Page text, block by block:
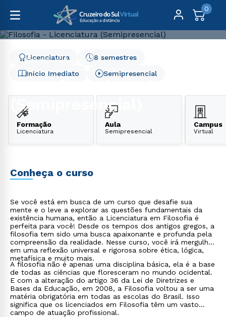
0
Graduação
Educação
Filosofia - Licenciatura (Semipresencial)
(Semipresencial)
Início Imediato
8 semestres
Licenciatura
Semipresencial
Formação
Licenciatura
Aula
Semipresencial
Campus
Virtual
Conheça o curso
Se você está em busca de um curso que desafie sua
mente e o leve a explorar as questões fundamentais da
existência humana, então a Licenciatura em Filosofia é
perfeita para você! Desde os tempos dos antigos gregos, a
filosofia tem sido uma busca apaixonante e profunda pela
compreensão da realidade. Nesse curso, você irá mergulhar
em uma reflexão universal e rigorosa sobre ética, lógica,
metafísica e muito mais.
A filosofia não é apenas uma disciplina básica, ela é a base
de todas as ciências que floresceram no mundo ocidental.
E com a alteração do artigo 36 da Lei de Diretrizes e
Bases da Educação, em 2008, a Filosofia voltou a ser uma
matéria obrigatória em todas as escolas do Brasil. Isso
significa que os licenciados em Filosofia têm um vasto
campo de atuação profissional.